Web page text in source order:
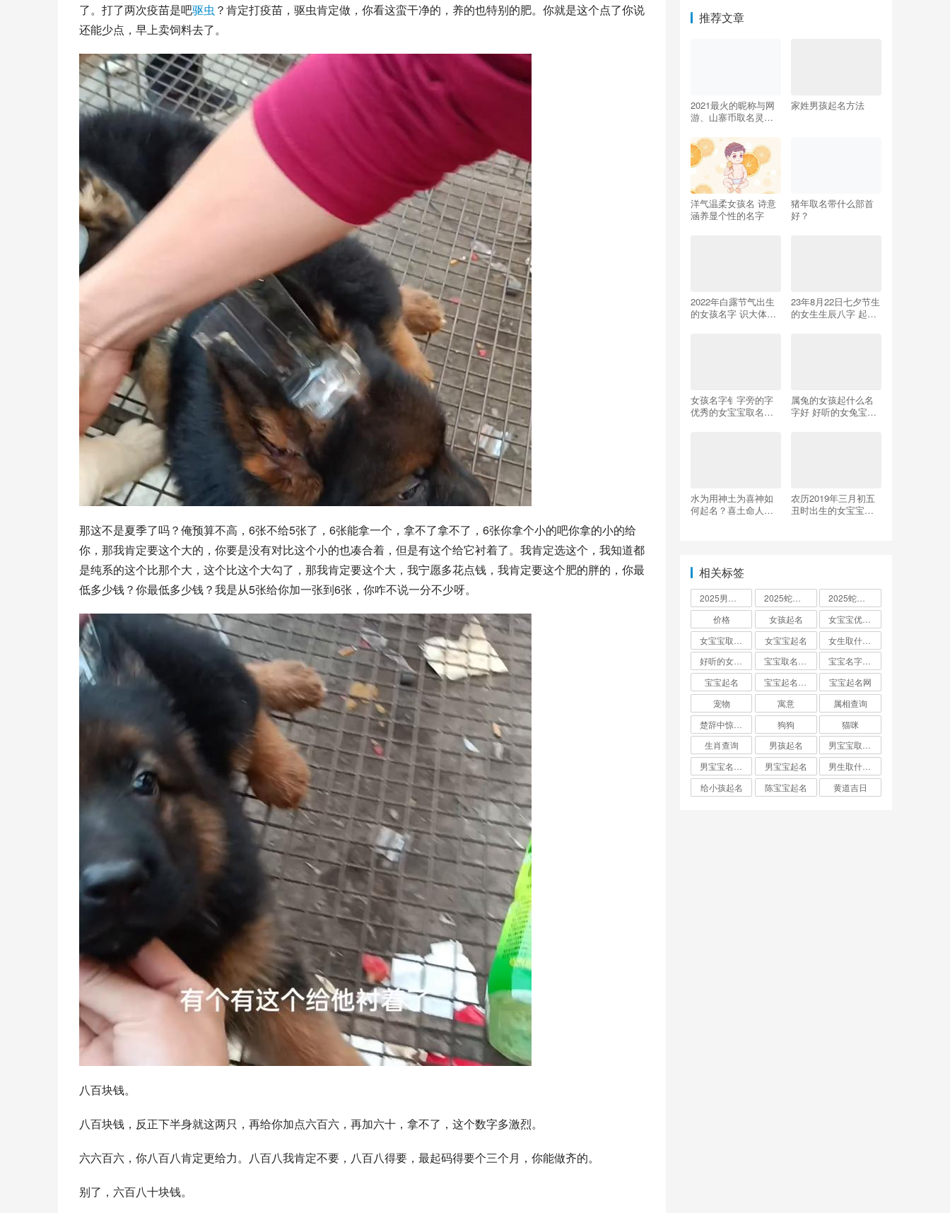
了。打了两次疫苗是吧驱虫 ？肯定打疫苗，驱虫肯定做，你看这蛮干净的，养的也特别的肥。你就是这个点了你说
还能少点，早上卖饲料去了。
那这不是夏季了吗？俺预算不高，6张不给5张了，6张能拿一个，拿不了拿不了，6张你拿个小的吧你拿的小的给
你，那我肯定要这个大的，你要是没有对比这个小的也凑合着，但是有这个给它衬着了。我肯定选这个，我知道都
是纯系的这个比那个大，这个比这个大勾了，那我肯定要这个大，我宁愿多花点钱，我肯定要这个肥的胖的，你最
低多少钱？你最低多少钱？我是从5张给你加一张到6张，你咋不说一分不少呀。
八百块钱。
八百块钱，反正下半身就这两只，再给你加点六百六，再加六十，拿不了，这个数字多激烈。
六六百六，你八百八肯定更给力。八百八我肯定不要，八百八得要，最起码得要个三个月，你能做齐的。
别了，六百八十块钱。
推荐文章
2021最火的昵称与网
游、山寨币取名灵感
家姓男孩起名方法
洋气温柔女孩名 诗意
涵养显个性的名字
猪年取名带什么部首
好？
2022年白露节气出生
的女孩名字 识大体好
23年8月22日七夕节生
的女生生辰八字 起名
女孩名字钅字旁的字
优秀的女宝宝取名合
属兔的女孩起什么名
字好 好听的女兔宝宝
水为用神土为喜神如
何起名？喜土命人适
农历2019年三月初五
丑时出生的女宝宝如
相关标签
价格
女孩起名
女宝宝起名
宝宝起名
宝宝起名网
宠物
寓意
属相查询
狗狗
猫咪
生肖查询
男孩起名
男宝宝起名
给小孩起名
陈宝宝起名 黄道吉日